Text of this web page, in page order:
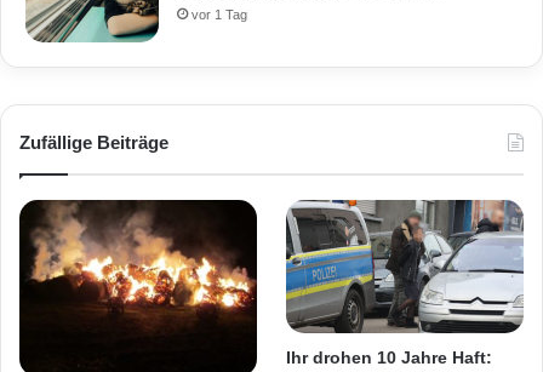
vor 1 Tag
Zufällige Beiträge
Ihr drohen 10 Jahre Haft: